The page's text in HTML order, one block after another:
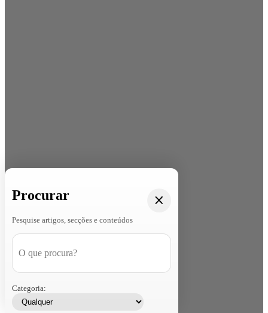
Procurar
Pesquise artigos, secções e conteúdos
Categoria: